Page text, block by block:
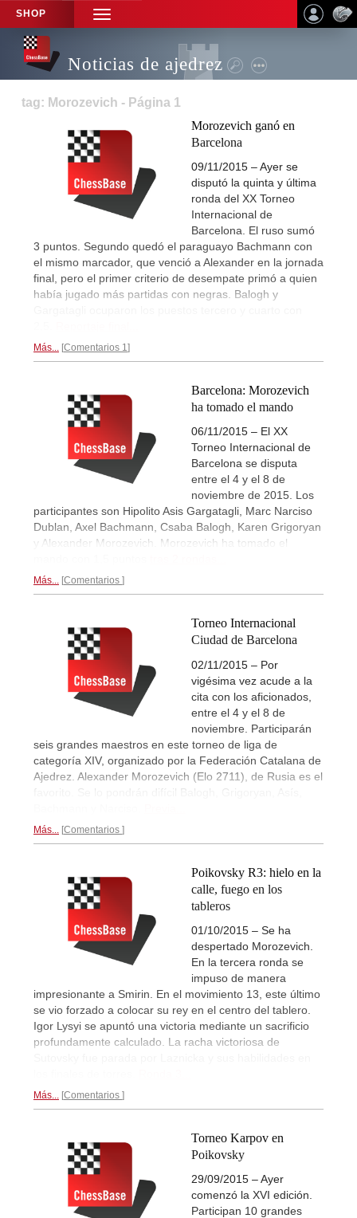
SHOP
TOGGLE
NAVIGATION
Noticias de ajedrez
tag: Morozevich - Página 1
Morozevich ganó en
Barcelona
09/11/2015 – Ayer se
disputó la quinta y última
ronda del XX Torneo
Internacional de
Barcelona. El ruso sumó
3 puntos. Segundo quedó el paraguayo Bachmann con
el mismo marcador, que venció a Alexander en la jornada
final, pero el primer criterio de desempate primó a quien
había jugado más partidas con negras. Balogh y
Más... Comentarios 1
Barcelona: Morozevich
ha tomado el mando
06/11/2015 – El XX
Torneo Internacional de
Barcelona se disputa
entre el 4 y el 8 de
noviembre de 2015. Los
participantes son Hipolito Asis Gargatagli, Marc Narciso
Dublan, Axel Bachmann, Csaba Balogh, Karen Grigoryan
y Alexander Morozevich. Morozevich ha tomado el
Más... Comentarios
Torneo Internacional
Ciudad de Barcelona
02/11/2015 – Por
vigésima vez acude a la
cita con los aficionados,
entre el 4 y el 8 de
noviembre. Participarán
seis grandes maestros en este torneo de liga de
categoría XIV, organizado por la Federación Catalana de
Ajedrez. Alexander Morozevich (Elo 2711), de Rusia es el
favorito. Se lo pondrán difícil Balogh, Grigoryan, Asís,
Más... Comentarios
Poikovsky R3: hielo en la
calle, fuego en los
tableros
01/10/2015 – Se ha
despertado Morozevich.
En la tercera ronda se
impuso de manera
impresionante a Smirin. En el movimiento 13, este último
se vio forzado a colocar su rey en el centro del tablero.
Igor Lysyi se apuntó una victoria mediante un sacrificio
profundamente calculado. La racha victoriosa de
Más... Comentarios
Torneo Karpov en
Poikovsky
29/09/2015 – Ayer
comenzó la XVI edición.
Participan 10 grandes